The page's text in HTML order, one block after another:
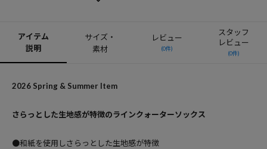
アイテム
説明
サイズ・
素材
レビュー
(0件)
スタッフ
レビュー
(0件)
2026 Spring & Summer Item
さらっとした生地感が特徴のラインクォーターソックス
●和紙を使用しさらっとした生地感が特徴